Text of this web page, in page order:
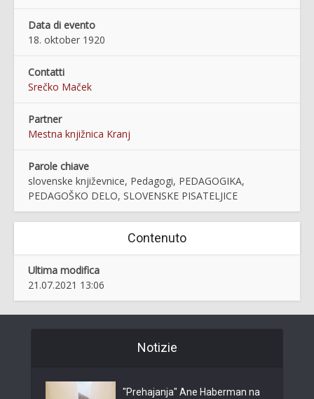
Data di evento
18. oktober 1920
Contatti
Srečko Maček
Partner
Mestna knjižnica Kranj
Parole chiave
slovenske književnice, Pedagogi, PEDAGOGIKA,
PEDAGOŠKO DELO, SLOVENSKE PISATELJICE
Contenuto
Ultima modifica
21.07.2021 13:06
Notizie
"Prehajanja" Ane Haberman na